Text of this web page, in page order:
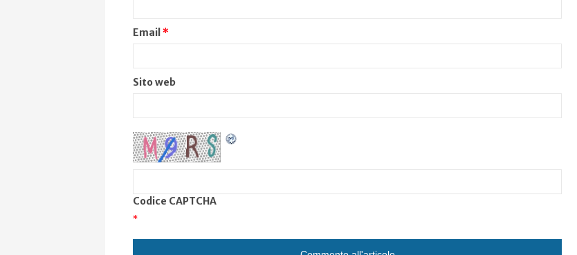
Email *
Sito web
Codice CAPTCHA
*